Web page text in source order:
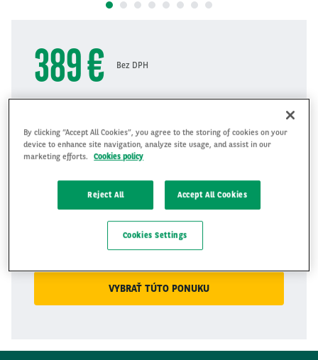
389 € Bez DPH
Trvanie 48 mesiace
Najazdené 15000 km/rok
VYBRAŤ TÚTO PONUKU
By clicking “Accept All Cookies”, you agree to the storing of cookies on your
device to enhance site navigation, analyze site usage, and assist in our
marketing efforts.
Cookies policy
Reject All Accept All Cookies
Cookies Settings